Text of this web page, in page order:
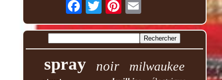
spray noir milwaukee